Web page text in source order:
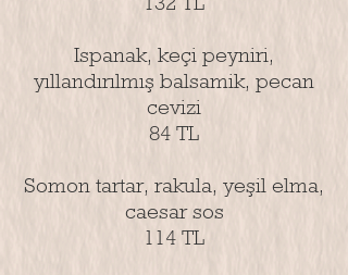
Ispanak, keçi peyniri,
yıllandırılmış balsamik, pecan
cevizi
84 TL
Somon tartar, rakula, yeşil elma,
caesar sos
114 TL